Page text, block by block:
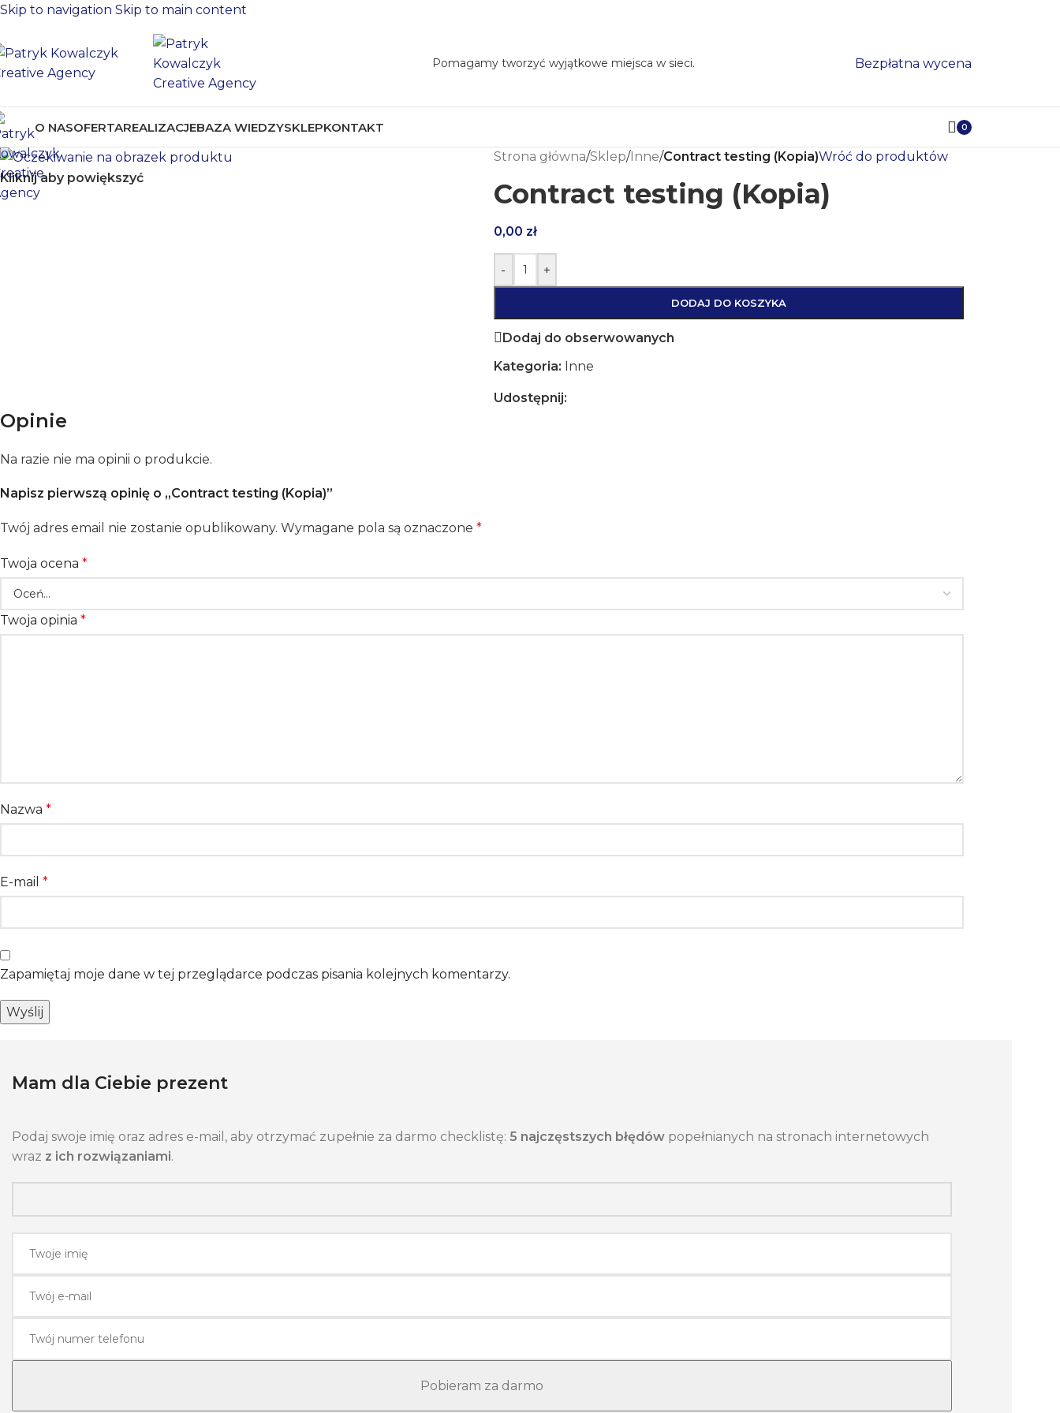
Skip to navigation Skip to main content
Pomagamy tworzyć wyjątkowe miejsca w sieci. Bezpłatna wycena
O NASOFERTAREALIZACJEBAZA WIEDZYSKLEPKONTAKT
0
Kliknij aby powiększyć
Strona główna/Sklep/Inne/Contract testing (Kopia)Wróć do produktów
Contract testing (Kopia)
0,00 zł
- +
DODAJ DO KOSZYKA
Dodaj do obserwowanych
Kategoria: Inne
Udostępnij:
Opinie
Na razie nie ma opinii o produkcie.
Napisz pierwszą opinię o „Contract testing (Kopia)”
Twój adres email nie zostanie opublikowany. Wymagane pola są oznaczone *
Twoja ocena *
Twoja opinia *
Nazwa *
E-mail *
Zapamiętaj moje dane w tej przeglądarce podczas pisania kolejnych komentarzy.
Mam dla Ciebie prezent
Podaj swoje imię oraz adres e-mail, aby otrzymać zupełnie za darmo checklistę: 5 najczęstszych błędówpopełnianych na stronach internetowych
wraz z ich rozwiązaniami.